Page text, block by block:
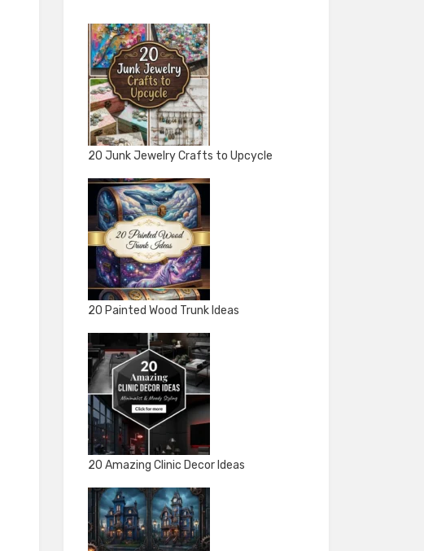
20 Junk Jewelry Crafts to Upcycle
20 Painted Wood Trunk Ideas
20 Amazing Clinic Decor Ideas